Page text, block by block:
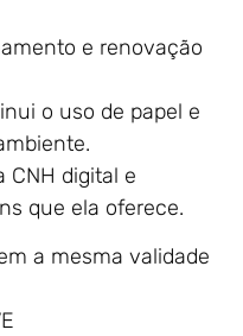
e renovação
o uso de papel e
CNH digital e
que ela oferece.
a mesma validade